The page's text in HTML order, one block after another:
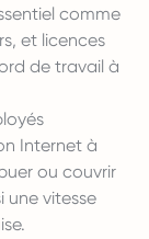
comme
et licences
de travail à
Internet à
ou couvrir
une vitesse